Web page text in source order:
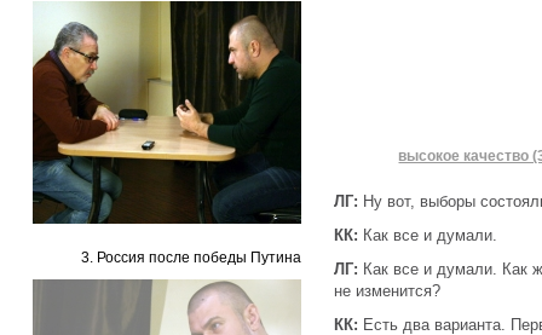
3. Россия после победы Путина
высокое качество
ЛГ: Ну вот, выборы
КК: Как все и думали.
ЛГ: Как все и думали. Как
не изменится?
КК: Есть два варианта.